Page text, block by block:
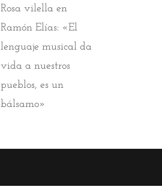
Rosa vilella en
Ramón Elías: «El
lenguaje musical da
vida a nuestros
pueblos, es un
bálsamo»